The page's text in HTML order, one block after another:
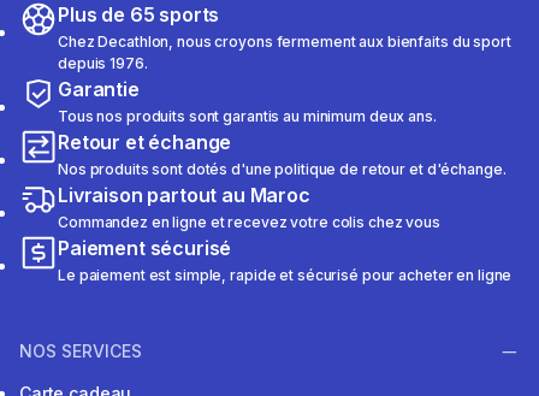
Plus de 65 sports
Chez Decathlon, nous croyons fermement aux bienfaits du sport
depuis 1976.
Garantie
Tous nos produits sont garantis au minimum deux ans.
Retour et échange
Nos produits sont dotés d'une politique de retour et d'échange.
Livraison partout au Maroc
Commandez en ligne et recevez votre colis chez vous
Paiement sécurisé
Le paiement est simple, rapide et sécurisé pour acheter en ligne
NOS SERVICES